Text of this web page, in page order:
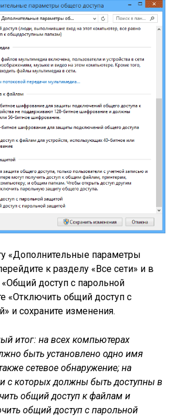
«Дополнительные параметры
к разделу «Все сети» и в
доступ с парольной
«Отключить общий доступ с
и сохраните изменения.
итог: на всех компьютерах
быть установлено одно имя
сетевое обнаружение; на
с которых должны быть доступны в
общий доступ к файлам и
общий доступ с парольной